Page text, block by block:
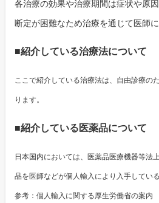
各治療の効果や治療期間は症状や原
断定が困難なため治療を通じて医師
■紹介している治療法について
ここで紹介している治療法は、自由診療の
ります。
■紹介している医薬品について
日本国内においては、医薬品医療機器等法
品を医師などが個人輸入により入手してい
参考：個人輸入に関する厚生労働省の案内